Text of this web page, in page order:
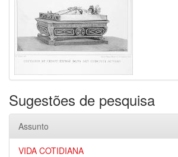
Sugestões de pesquisa
Assunto
VIDA COTIDIANA